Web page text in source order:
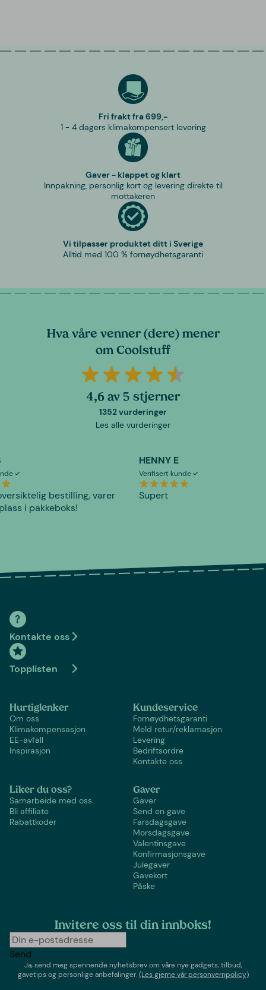
Fri frakt fra 699,-
1 - 4 dagers klimakompensert levering
Gaver - klappet og klart
Innpakning, personlig kort og levering direkte til
mottakeren
Vi tilpasser produktet ditt i Sverige
Alltid med 100 % fornøydhetsgaranti
Hva våre venner (dere) mener
om Coolstuff
4,6 av 5 stjerner
1352 vurderinger
Les alle vurderinger
bestilling, varer
i pakkeboks!
HENNY E
Verifisert kunde
Supert
Kontakte oss
Topplisten
Hurtiglenker
Om oss
Klimakompensasjon
EE-avfall
Inspirasjon
Kundeservice
Fornøydhetsgaranti
Meld retur/reklamasjon
Levering
Bedriftsordre
Kontakte oss
Liker du oss?
Samarbeide med oss
Bli affiliate
Rabattkoder
Gaver
Gaver
Send en gave
Farsdagsgave
Morsdagsgave
Valentinsgave
Konfirmasjonsgave
Julegaver
Gavekort
Påske
Invitere oss til din innboks!
Send
Ja, send meg spennende nyhetsbrev om våre nye gadgets, tilbud,
gavetips og personlige anbefalinger.(Les gjerne vår personvernpolicy)